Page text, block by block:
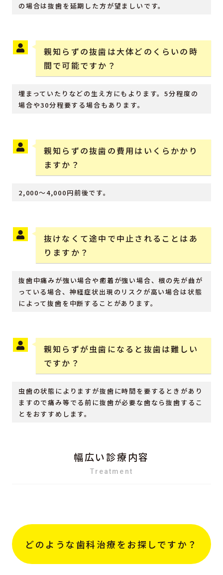
の場合は抜歯を延期した方が望ましいです。
親知らずの抜歯は大体どのくらいの時
間で可能ですか？
埋まっていたりなどの生え方にもよります。5分程度の
場合や30分程要する場合もあります。
親知らずの抜歯の費用はいくらかかり
ますか？
2,000〜4,000円前後です。
抜けなくて途中で中止されることはあ
りますか？
抜歯中痛みが強い場合や癒着が強い場合、根の先が曲が
っている場合、神経症状出現のリスクが高い場合は状態
によって抜歯を中断することがあります。
親知らずが虫歯になると抜歯は難しい
ですか？
虫歯の状態によりますが抜歯に時間を要するときがあり
ますので痛み等でる前に抜歯が必要な歯なら抜歯するこ
とをおすすめします。
幅広い診療内容
Treatment
どのような歯科治療をお探しですか？